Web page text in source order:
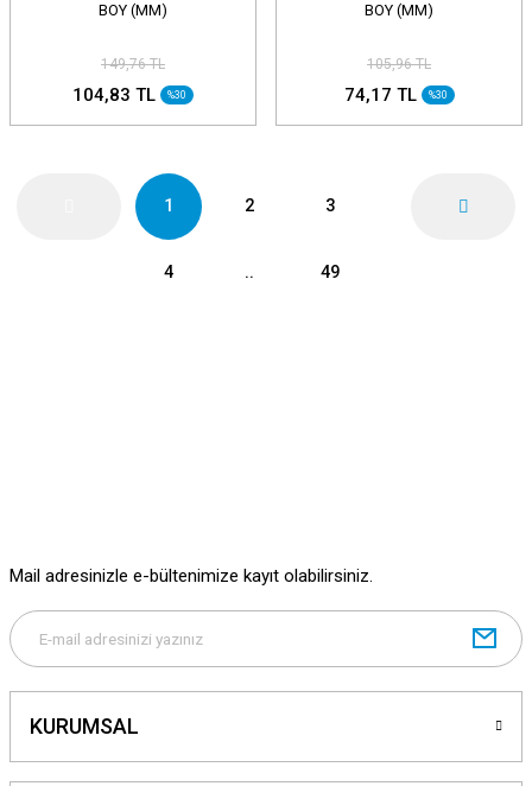
BOY (MM)
149,76 TL
104,83 TL %30
BOY (MM)
105,96 TL
74,17 TL %30
1 2 3
4 .. 49
Mail adresinizle e-bültenimize kayıt olabilirsiniz.
KURUMSAL